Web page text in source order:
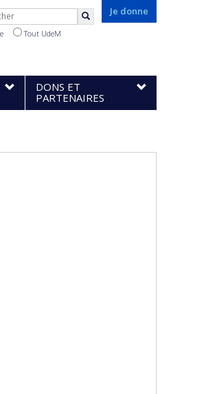
Je donne
Tout UdeM
DONS ET
PARTENAIRES